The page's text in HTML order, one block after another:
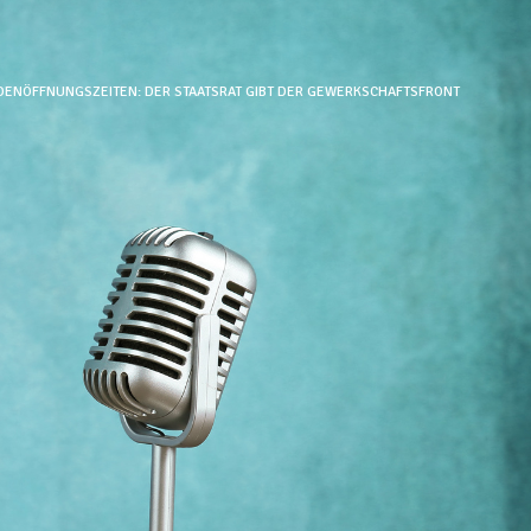
DER STAATSRAT GIBT DER GEWERKSCHAFTSFRONT